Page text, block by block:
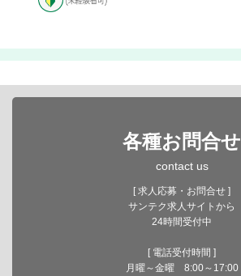
各種お問合せ
contact us
[ 求人応募・お問合せ ]
サンテク求人サイトから
24時間受付中
[ 電話受付時間 ]
月曜～金曜 8:00～17:00